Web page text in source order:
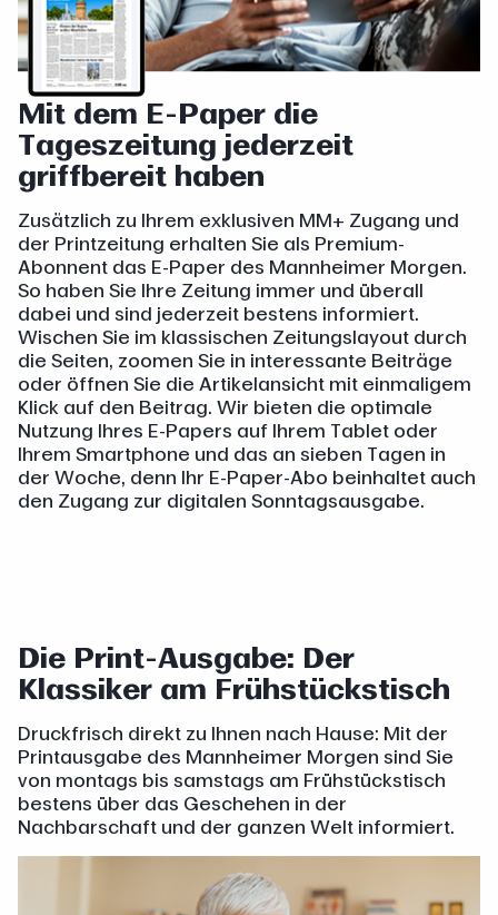
Mit dem E-Paper die
Tageszeitung jederzeit
griffbereit haben
Zusätzlich zu Ihrem exklusiven MM+ Zugang und
der Printzeitung erhalten Sie als Premium-
Abonnent das E-Paper des Mannheimer Morgen.
So haben Sie Ihre Zeitung immer und überall
dabei und sind jederzeit bestens informiert.
Wischen Sie im klassischen Zeitungslayout durch
die Seiten, zoomen Sie in interessante Beiträge
oder öffnen Sie die Artikelansicht mit einmaligem
Klick auf den Beitrag. Wir bieten die optimale
Nutzung Ihres E-Papers auf Ihrem Tablet oder
Ihrem Smartphone und das an sieben Tagen in
der Woche, denn Ihr E-Paper-Abo beinhaltet auch
den Zugang zur digitalen Sonntagsausgabe.
Die Print-Ausgabe: Der
Klassiker am Frühstückstisch
Druckfrisch direkt zu Ihnen nach Hause: Mit der
Printausgabe des Mannheimer Morgen sind Sie
von montags bis samstags am Frühstückstisch
bestens über das Geschehen in der
Nachbarschaft und der ganzen Welt informiert.